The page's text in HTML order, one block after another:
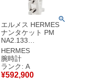
エルメス HERMES
ナンタケット PM
NA2.133
W404983WW00 純
正ダイヤ ブルー アベ
ンチュリン チェーン
レディース 腕時計ク
オーツ ブルー 【中
HERMES
腕時計
ランク: A
¥592,900